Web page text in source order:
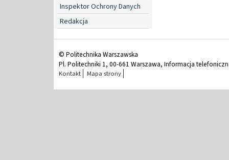
Inspektor Ochrony Danych
Redakcja
© Politechnika Warszawska
Pl. Politechniki 1, 00-661 Warszawa, Informacja
Kontakt Mapa strony